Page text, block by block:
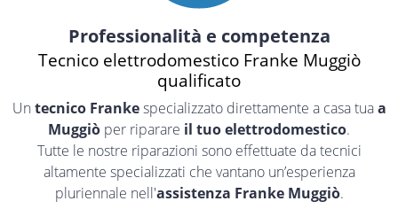
Professionalità e competenza
Tecnico elettrodomestico Franke Muggiò
qualificato
Un tecnico Frankespecializzato direttamente a casa tuaa
Muggiò per riparare il tuo elettrodomestico.
Tutte le nostre riparazioni sono effettuate da tecnici
altamente specializzati che vantano un’esperienza
pluriennale nell'assistenza Franke Muggiò.